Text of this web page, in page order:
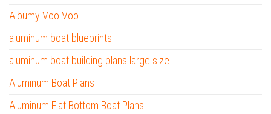
Albumy Voo Voo
aluminum boat blueprints
aluminum boat building plans large size
Aluminum Boat Plans
Aluminum Flat Bottom Boat Plans